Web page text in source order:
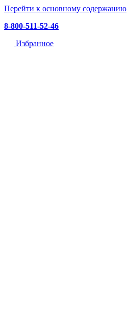
Перейти к основному содержанию
8-800-511-52-46
Избранное